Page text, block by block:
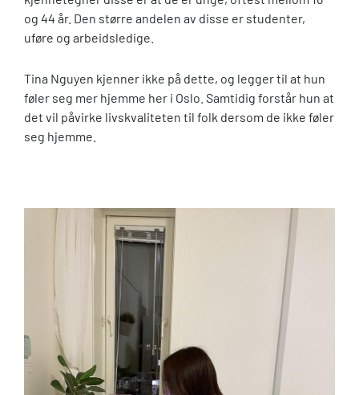
og 44 år. Den større andelen av disse er studenter,
uføre og arbeidsledige.
Tina Nguyen kjenner ikke på dette, og legger til at hun
føler seg mer hjemme her i Oslo. Samtidig forstår hun at
det vil påvirke livskvaliteten til folk dersom de ikke føler
seg hjemme.